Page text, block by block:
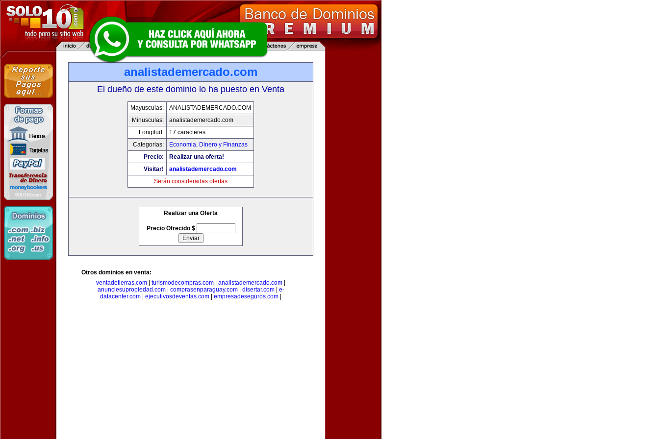
analistademercado.com
El dueño de este dominio lo ha puesto en Venta
Mayusculas:
ANALISTADEMERCADO.COM
Minusculas:
analistademercado.com
Longitud:
17 caracteres
Categorias:
Economia, Dinero y Finanzas
Precio:
Realizar una oferta!
Visitar!
analistademercado.com
Serán consideradas ofertas
Realizar una Oferta
Precio Ofrecido $
Otros dominios en venta:
ventadetierras.com
turismodecompras.com analistademercado.com
anunciesupropiedad.com| comprasenparaguay.com| disertar.com| e-
datacenter.com
ejecutivosdeventas.com empresadeseguros.com